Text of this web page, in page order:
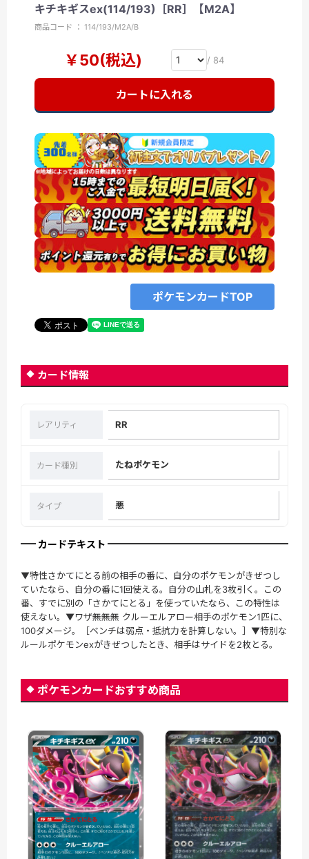
キチキギスex(114/193)［RR］【M2A】
商品コード ： 114/193/M2A/B
￥50(税込) / 84
カートに入れる
ポケモンカードTOP
カード情報
レアリティ RR
カード種別 たねポケモン
タイプ 悪
カードテキスト
▼特性さかてにとる前の相手の番に、自分のポケモンがきぜつし
ていたなら、自分の番に1回使える。自分の山札を3枚引く。この
番、すでに別の「さかてにとる」を使っていたなら、この特性は
使えない。▼ワザ無無無 クルーエルアロー相手のポケモン1匹に、
100ダメージ。［ベンチは弱点・抵抗力を計算しない。］▼特別な
ルールポケモンexがきぜつしたとき、相手はサイドを2枚とる。
ポケモンカードおすすめ商品